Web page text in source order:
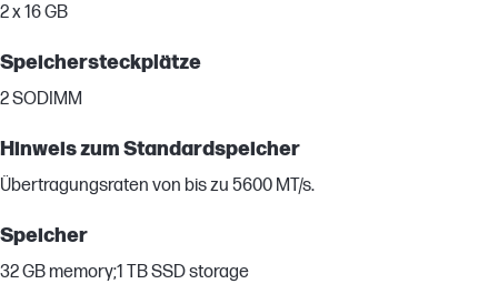
2 x 16 GB
Speichersteckplätze
2 SODIMM
Hinweis zum Standardspeicher
Übertragungsraten von bis zu 5600 MT/s.
Speicher
32 GB memory;1 TB SSD storage